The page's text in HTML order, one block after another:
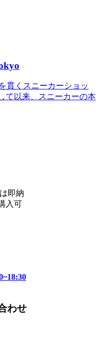
貫くスニーカーショッ
て以来、スニーカーの本
即納
入可
わせ